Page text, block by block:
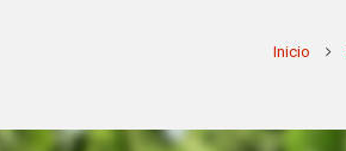
Inicio